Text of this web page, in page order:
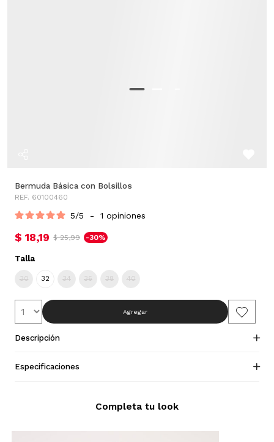
Bermuda Básica con Bolsillos
REF. 60100460
5/5 - 1 opiniones
$ 18,19 $ 25,99 -30%
Talla
30 32 34 36 38 40
Agregar
Descripción
Especificaciones
Completa tu look